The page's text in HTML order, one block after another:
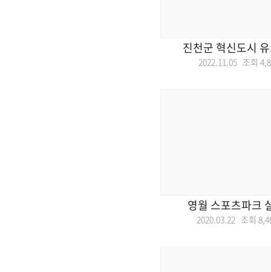
진천군 혁신도시
2022.11.05 조회
영월 스포츠파크
2020.03.22 조회